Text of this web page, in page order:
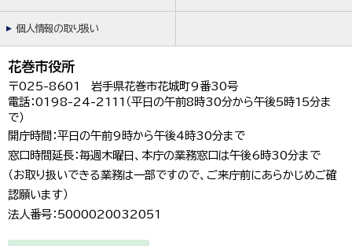
個人情報の取り扱い
花巻市役所
〒025-8601 岩手県花巻市花城町9番30号
電話：0198-24-2111（平日の午前8時30分から午後5時15分ま
で）
開庁時間：平日の午前9時から午後4時30分まで
窓口時間延長：毎週木曜日、本庁の業務窓口は午後6時30分まで
（お取り扱いできる業務は一部ですので、ご来庁前にあらかじめご確
認願います）
法人番号：5000020032051